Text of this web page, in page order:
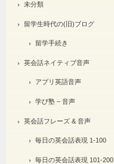
未分類
留学生時代の(旧)ブログ
留学手続き
英会話ネイティブ音声
アプリ英語音声
学び塾 – 音声
英会話フレーズ & 音声
毎日の英会話表現 1-100
毎日の英会話表現 101-200